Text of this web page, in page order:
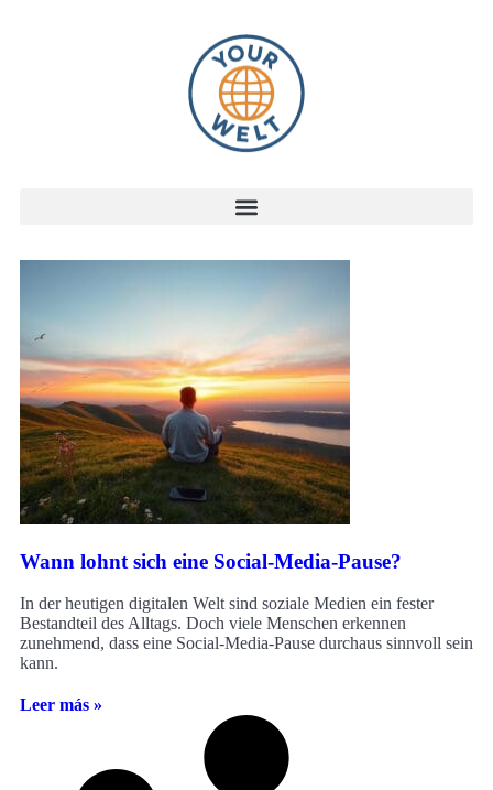
Wann lohnt sich eine Social-Media-Pause?
In der heutigen digitalen Welt sind soziale Medien ein fester
Bestandteil des Alltags. Doch viele Menschen erkennen
zunehmend, dass eine Social-Media-Pause durchaus sinnvoll sein
kann.
Leer más »